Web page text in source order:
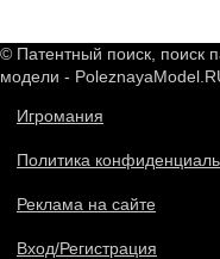
© Патентный поиск, поиск
модели -
Игромания
Политика
Реклама на сайте
Вход/Регистрация